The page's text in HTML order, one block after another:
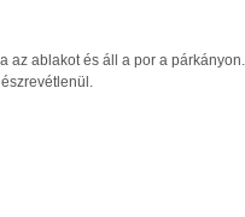
az ablakot és áll a por a